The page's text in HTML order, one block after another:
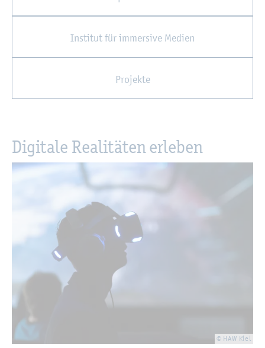
In­sti­tut für im­mer­si­ve Me­di­en
Pro­jek­te
Di­gi­ta­le Rea­li­tä­ten er­le­ben
© HAW Kiel